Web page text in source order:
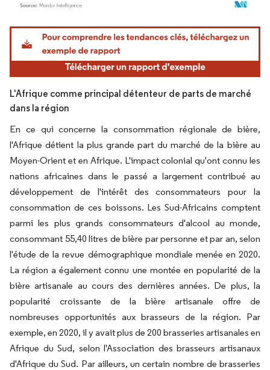
Image © Mordor Intelligence. La réutilisation nécessite une attribution sous CC BY
L'Afrique comme principal détenteur de parts de marché
dans la région
En ce qui concerne la consommation régionale de bière,
l'Afrique détient la plus grande part du marché de la bière au
Moyen-Orient et en Afrique. L'impact colonial qu'ont connu les
nations africaines dans le passé a largement contribué au
développement de l'intérêt des consommateurs pour la
consommation de ces boissons. Les Sud-Africains comptent
parmi les plus grands consommateurs d'alcool au monde,
consommant 55,40 litres de bière par personne et par an, selon
l'étude de la revue démographique mondiale menée en 2020.
La région a également connu une montée en popularité de la
bière artisanale au cours des dernières années. De plus, la
popularité croissante de la bière artisanale offre de
nombreuses opportunités aux brasseurs de la région. Par
exemple, en 2020, il y avait plus de 200 brasseries artisanales en
Afrique du Sud, selon l'Association des brasseurs artisanaux
d'Afrique du Sud. Par ailleurs, un certain nombre de brasseries